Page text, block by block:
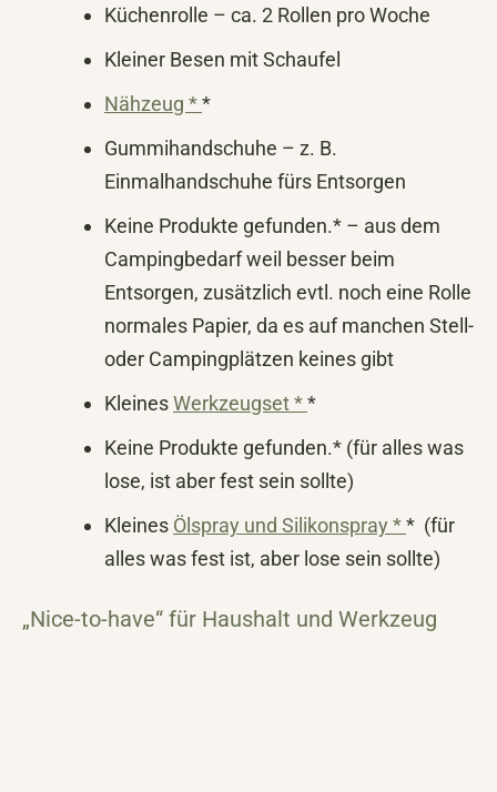
Küchenrolle – ca. 2 Rollen pro Woche
Kleiner Besen mit Schaufel
Nähzeug **
Gummihandschuhe – z. B.
Einmalhandschuhe fürs Entsorgen
Keine Produkte gefunden.* – aus dem
Campingbedarf weil besser beim
Entsorgen, zusätzlich evtl. noch eine Rolle
normales Papier, da es auf manchen Stell-
oder Campingplätzen keines gibt
KleinesWerkzeugset **
Keine Produkte gefunden.* (für alles was
lose, ist aber fest sein sollte)
Kleines Ölspray und Silikonspray ** (für
alles was fest ist, aber lose sein sollte)
„Nice-to-have“ für Haushalt und Werkzeug